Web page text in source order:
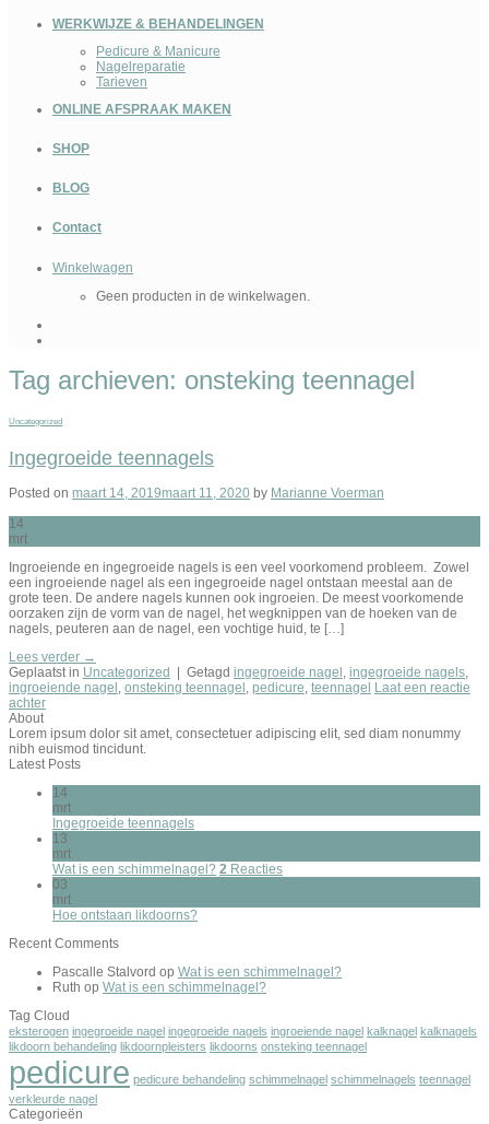
WERKWIJZE & BEHANDELINGEN
Pedicure & Manicure
Nagelreparatie
Tarieven
ONLINE AFSPRAAK MAKEN
SHOP
BLOG
Contact
Winkelwagen
Geen producten in de winkelwagen.
Tag archieven: onsteking teennagel
Uncategorized
Ingegroeide teennagels
Posted on maart 14, 2019maart 11, 2020 by Marianne Voerman
14
mrt
Ingroeiende en ingegroeide nagels is een veel voorkomend probleem. Zowel
een ingroeiende nagel als een ingegroeide nagel ontstaan meestal aan de
grote teen. De andere nagels kunnen ook ingroeien. De meest voorkomende
oorzaken zijn de vorm van de nagel, het wegknippen van de hoeken van de
nagels, peuteren aan de nagel, een vochtige huid, te […]
Lees verder →
Geplaatst in Uncategorized Getagd ingegroeide nagel , ingegroeide nagels,
ingroeiende nagel , onsteking teennagel , pedicure, teennagel
Laat een reactie
achter
About
Lorem ipsum dolor sit amet, consectetuer adipiscing elit, sed diam nonummy
nibh euismod tincidunt.
Latest Posts
14
mrt
Ingegroeide teennagels
13
mrt
Wat is een schimmelnagel? 2 Reacties
03
mrt
Hoe ontstaan likdoorns?
Recent Comments
Pascalle Stalvord op Wat is een schimmelnagel?
Ruth op Wat is een schimmelnagel?
Tag Cloud
eksterogen ingegroeide nagel ingegroeide nagels ingroeiende nagel kalknagel kalknagels
likdoorn behandeling likdoornpleisters likdoorns onsteking teennagel
pedicure pedicure behandeling schimmelnagel schimmelnagels teennagel
verkleurde nagel
Categorieën